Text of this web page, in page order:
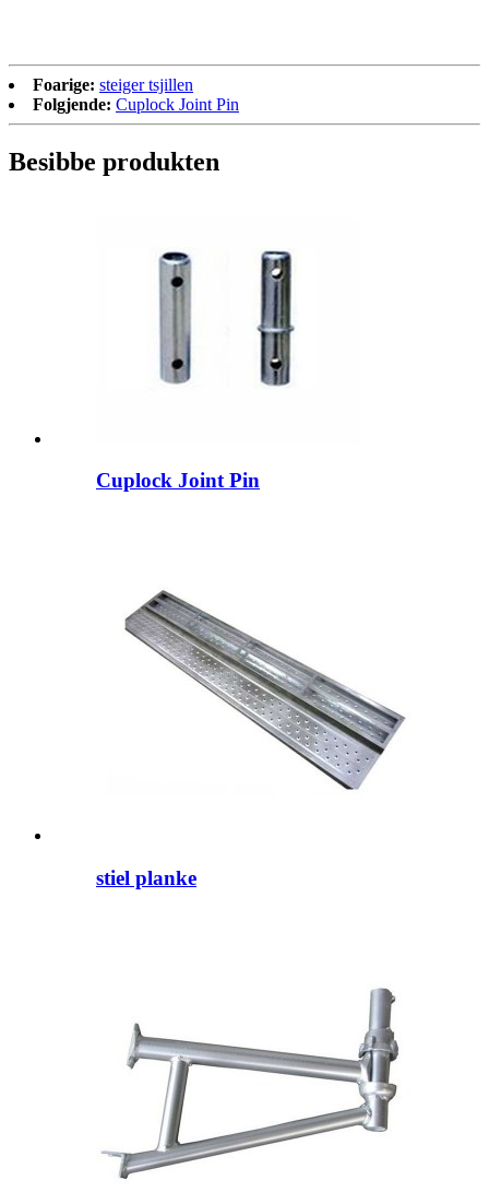
Foarige: steiger tsjillen
Folgjende: Cuplock Joint Pin
Besibbe produkten
Cuplock Joint Pin
stiel planke